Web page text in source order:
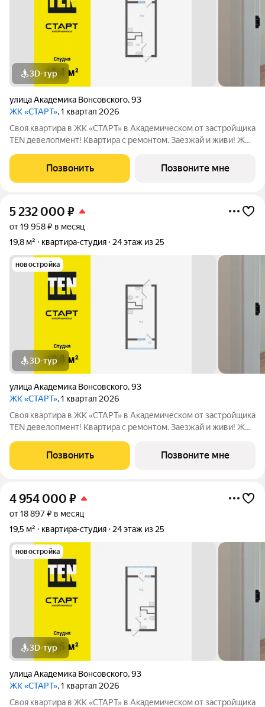
3D-тур
улица Академика Вонсовского,93
ЖК «СТАРТ», 1 квартал 2026
Своя квартира в ЖК «СТАРТ» в Академическом от застройщика
TEN девелопмент! Квартира с ремонтом. Заезжай и живи! ЖК
района в границах улиц Вильгельма де Геннина - Краснолесья -
Очеретина -
Позвонить Позвоните мне
5 232 000 ₽
от 19 958 ₽ в месяц
19,8 м²
квартира-студия 24 этаж из 25
новостройка
3D-тур
улица Академика Вонсовского,93
ЖК «СТАРТ», 1 квартал 2026
Своя квартира в ЖК «СТАРТ» в Академическом от застройщика
TEN девелопмент! Квартира с ремонтом. Заезжай и живи! ЖК
района в границах улиц Вильгельма де Геннина - Краснолесья -
Очеретина -
Позвонить Позвоните мне
4 954 000 ₽
от 18 897 ₽ в месяц
19,5 м²
квартира-студия 24 этаж из 25
новостройка
3D-тур
улица Академика Вонсовского,93
ЖК «СТАРТ», 1 квартал 2026
Своя квартира в ЖК «СТАРТ» в Академическом от застройщика